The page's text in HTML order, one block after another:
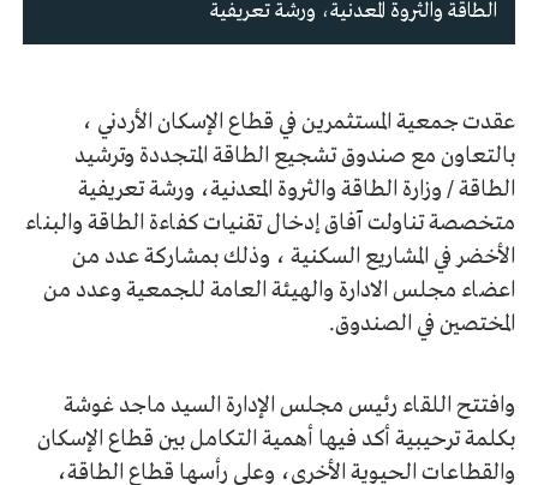
الطاقة والثروة المعدنية، ورشة تعريفية
عقدت جمعية المستثمرين في قطاع الإسكان الأردني ،
بالتعاون مع صندوق تشجيع الطاقة المتجددة وترشيد
الطاقة / وزارة الطاقة والثروة المعدنية، ورشة تعريفية
متخصصة تناولت آفاق إدخال تقنيات كفاءة الطاقة والبناء
الأخضر في المشاريع السكنية ، وذلك بمشاركة عدد من
اعضاء مجلس الادارة والهيئة العامة للجمعية وعدد من
المختصين في الصندوق.
وافتتح اللقاء رئيس مجلس الإدارة السيد ماجد غوشة
بكلمة ترحيبية أكد فيها أهمية التكامل بين قطاع الإسكان
والقطاعات الحيوية الأخرى، وعلى رأسها قطاع الطاقة،